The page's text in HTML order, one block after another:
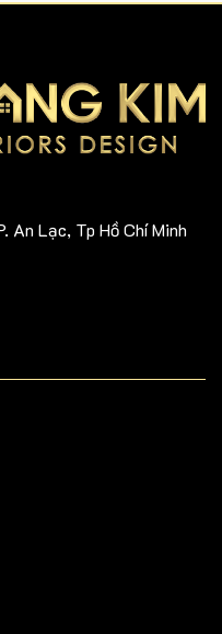
Lạc, Tp Hồ Chí Minh